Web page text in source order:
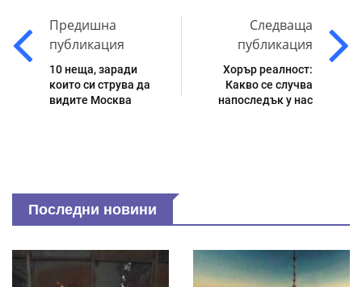
Предишна
публикация
10 неща, заради
които си струва да
видите Москва
Следваща
публикация
Хорър реалност:
Какво се случва
напоследък у нас
Последни новини